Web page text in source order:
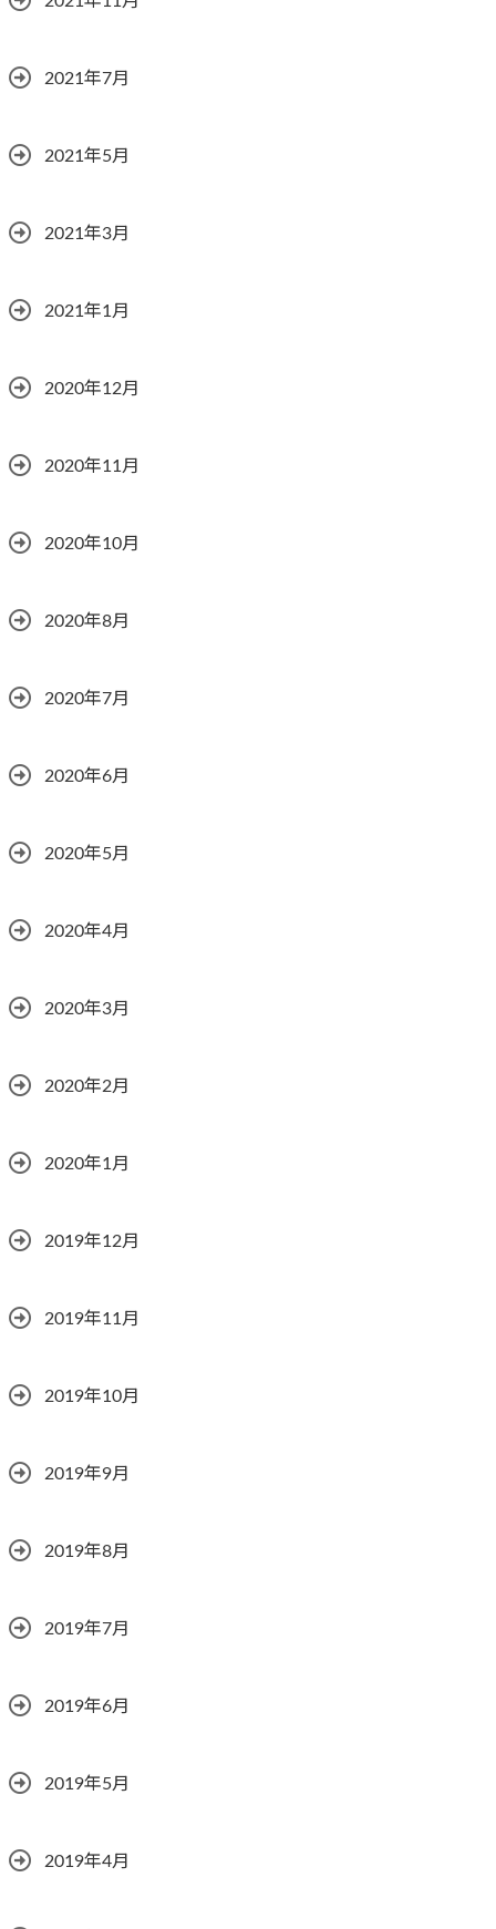
2021年7月
2021年5月
2021年3月
2021年1月
2020年12月
2020年11月
2020年10月
2020年8月
2020年7月
2020年6月
2020年5月
2020年4月
2020年3月
2020年2月
2020年1月
2019年12月
2019年11月
2019年10月
2019年9月
2019年8月
2019年7月
2019年6月
2019年5月
2019年4月